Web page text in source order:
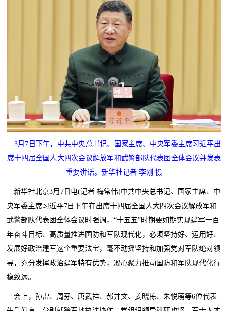
3月7日下午，中共中央总书记、国家主席、中央军委主席习近平出
席十四届全国人大四次会议解放军和武警部队代表团全体会议并发表
重要讲话。新华社记者 李刚 摄
新华社北京3月7日电(记者 梅常伟)中共中央总书记、国家主席、中
央军委主席习近平7日下午在出席十四届全国人大四次会议解放军和
武警部队代表团全体会议时强调，“十五五”时期要如期实现建军一百
年奋斗目标、高质量推进国防和军队现代化，必须坚持好、运用好、
发展好政治建军这个重要法宝，毫不动摇坚持和加强党对军队绝对领
导，充分发挥政治建军特有优势，凝心聚力推动国防和军队现代化行
稳致远。
会上，孙雷、周芬、唐武祥、郝井文、姜晓栋、朱悦萌等6位代表